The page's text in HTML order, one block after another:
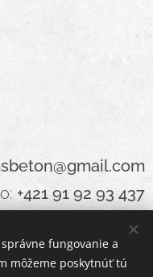
+421 91 92 93 437
fungovanie a
môžeme poskytnúť tú